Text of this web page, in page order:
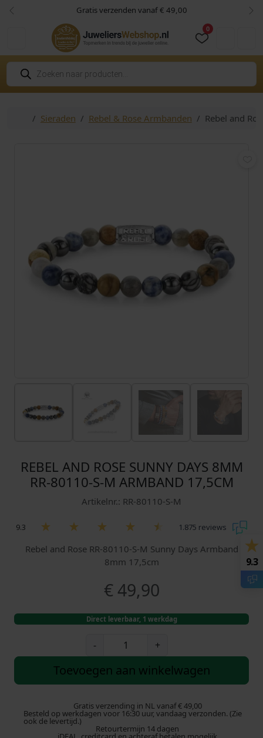
Skip to content
Skip to footer Gratis verzenden vanaf € 49,00
Vorige
0
P
o
d
HomeSieraden Rebel & Rose Armbanden Rebel and
REBEL AND ROSE SUNNY DAYS 8MM
RR-80110-S-M ARMBAND 17,5CM
Artikelnr.: RR-80110-S-M
9.3 1.875 reviews
Rebel and Rose RR-80110-S-M Sunny Days Armband
8mm 17,5cm
€49,90
Direct leverbaar, 1 werkdag
-
b
a
n
+
Toevoegen aan winkelwagen
Gratis verzending in NL vanaf € 49,00
Besteld op werkdagen voor 16:30 uur, vandaag verzonden. (Zie
ook de levertijd.)
Retourtermijn 14 dagen
9.3